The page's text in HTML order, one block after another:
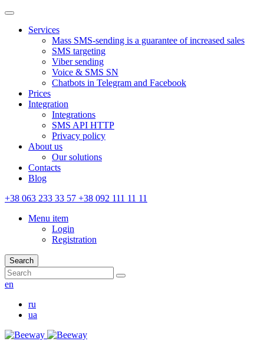
Services
Mass SMS-sending is a guarantee of increased sales
SMS targeting
Viber sending
Voice & SMS SN
Chatbots in Telegram and Facebook
Prices
Integration
Integrations
SMS API HTTP
Privacy policy
About us
Our solutions
Contacts
Blog
+38 063 233 33 57 +38 092 111 11 11
Menu item
Login
Registration
Search
en
ru
ua